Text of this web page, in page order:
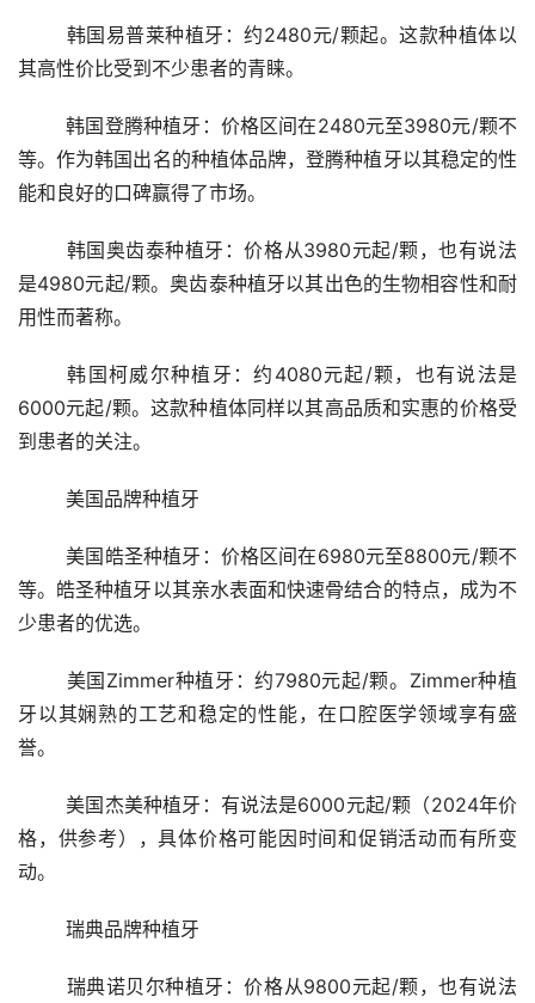
其高性价比受到不少患者的青睐。
	韩国登腾种植牙：价格区间在2480元至3980元/颗不
等。作为韩国出名的种植体品牌，登腾种植牙以其稳定的性
能和良好的口碑赢得了市场。
是4980元起/颗。奥齿泰种植牙以其出色的生物相容性和耐
用性而著称。
	韩国柯威尔种植牙：约4080元起/颗，也有说法是
6000元起/颗。这款种植体同样以其高品质和实惠的价格受
到患者的关注。
	美国品牌种植牙
等。皓圣种植牙以其亲水表面和快速骨结合的特点，成为不
少患者的优选。
牙以其娴熟的工艺和稳定的性能，在口腔医学领域享有盛
誉。
格，供参考），具体价格可能因时间和促销活动而有所变
动。
	瑞典品牌种植牙